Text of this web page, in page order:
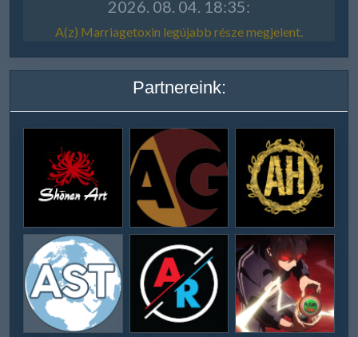
Partnereink: